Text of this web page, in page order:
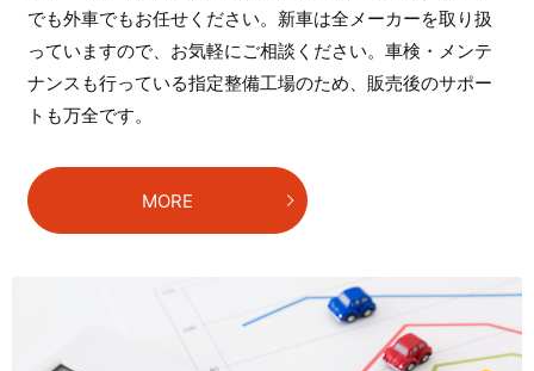
でも外車でもお任せください。新車は全メーカーを取り扱
っていますので、お気軽にご相談ください。車検・メンテ
ナンスも行っている指定整備工場のため、販売後のサポー
トも万全です。
MORE